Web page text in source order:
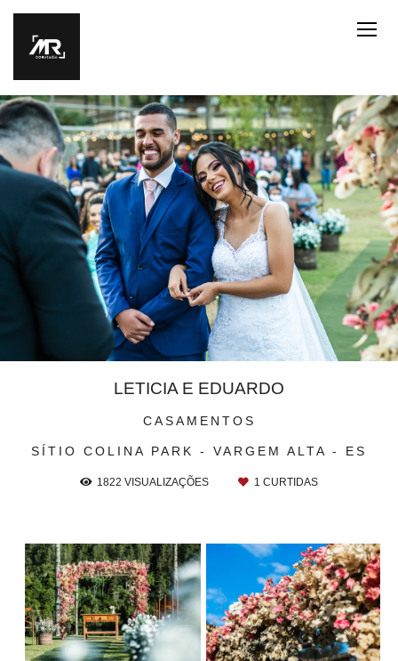
CASAMENTOS
SÍTIO COLINA PARK - VARGEM ALTA - ES
LETICIA E EDUARDO
1822 VISUALIZAÇÕES 1 CURTIDAS